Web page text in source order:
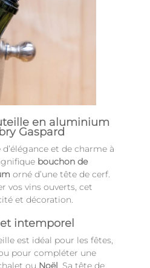
en aluminium
Gaspard
et de charme à
bouchon de
orné d’une tête de cerf.
vos vins ouverts, cet
et décoration.
intemporel
est idéal pour les fêtes,
pour compléter une
ou Noël . Sa tête de